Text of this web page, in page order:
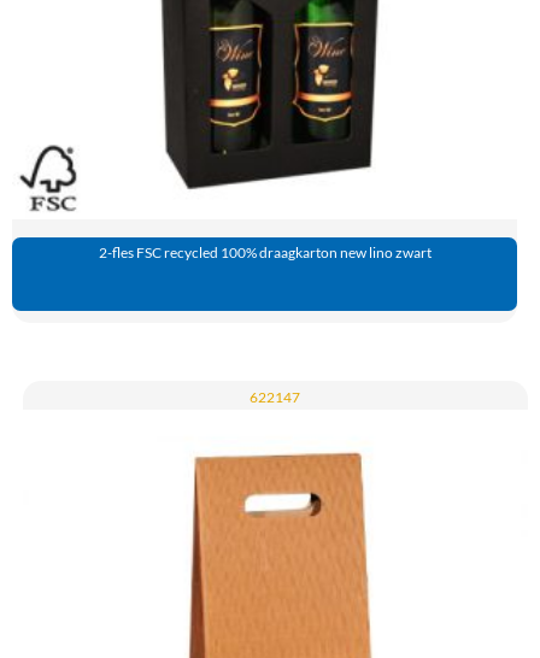
2-fles FSC recycled 100% draagkarton new lino zwart
622147